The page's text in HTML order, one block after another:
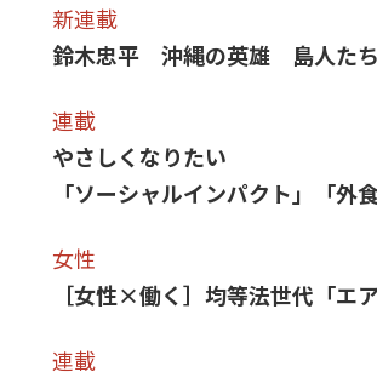
新連載
鈴木忠平 沖縄の英雄 島人た
連載
やさしくなりたい
「ソーシャルインパクト」「外
女性
［女性×働く］均等法世代「エ
連載